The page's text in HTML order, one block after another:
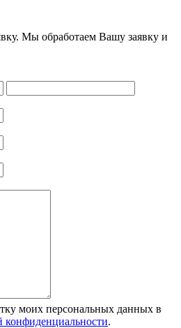
Мы обработаем Вашу заявку и
моих персональных данных в
конфиденциальности.